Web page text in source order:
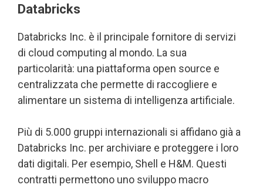
Databricks
Databricks Inc. è il principale fornitore di servizi
di cloud computing al mondo. La sua
particolarità: una piattaforma open source e
centralizzata che permette di raccogliere e
alimentare un sistema di intelligenza artificiale.
Più di 5.000 gruppi internazionali si affidano già a
Databricks Inc. per archiviare e proteggere i loro
dati digitali. Per esempio, Shell e H&M. Questi
contratti permettono uno sviluppo macro